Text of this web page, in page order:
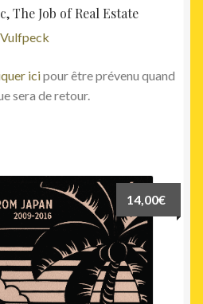
The Job of Real Estate
Vulfpeck
icipour être prévenu quand
sera de retour.
14,00€